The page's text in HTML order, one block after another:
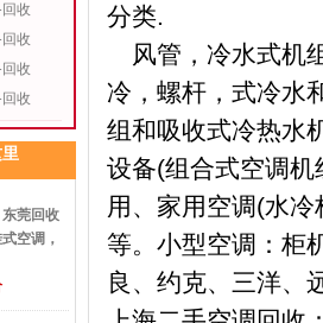
收
收
收
收
东莞回收
空调，
分类.
风管，冷水式机
冷，螺杆，式冷水
组和吸收式冷热水
设备(组合式空调
用、家用空调(水
等。小型空调：柜
良、约克、三洋、